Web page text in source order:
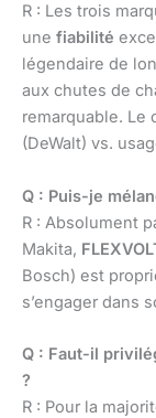
R : Les trois
une fiabilité
légendaire de
aux chutes de
remarquable. Le
(DeWalt) vs.
Q : Puis-je
R : Absolument
Makita,
Bosch) est
s’engager dans
Q : Faut-il
?
R : Pour la